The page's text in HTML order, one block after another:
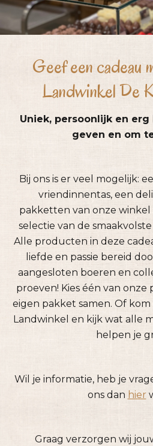
Geef een cadeau
Landwinkel De
Uniek, persoonlijk en
geven en om
Bij ons is er veel mogelijk:
vriendinnentas, een
pakketten van onze
selectie van de
Alle producten in deze
liefde en passie bereid
aangesloten boeren en
proeven! Kies één van onze
eigen pakket samen. Of
Landwinkel en kijk wat alle
helpen je
Wil je informatie, heb je
ons dan hier
Graag verzorgen wij